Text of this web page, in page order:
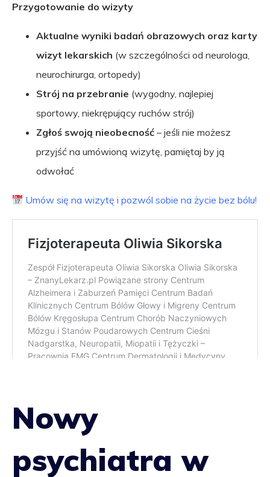
Przygotowanie do wizyty
Aktualne wyniki badań obrazowych oraz karty
wizyt lekarskich (w szczególności od neurologa,
neurochirurga, ortopedy)
Strój na przebranie (wygodny, najlepiej
sportowy, niekrępujący ruchów strój)
Zgłoś swoją nieobecność – jeśli nie możesz
przyjść na umówioną wizytę, pamiętaj by ją
odwołać
Umów się na wizytę i pozwól sobie na życie bez bólu!
Nowy
psychiatra w